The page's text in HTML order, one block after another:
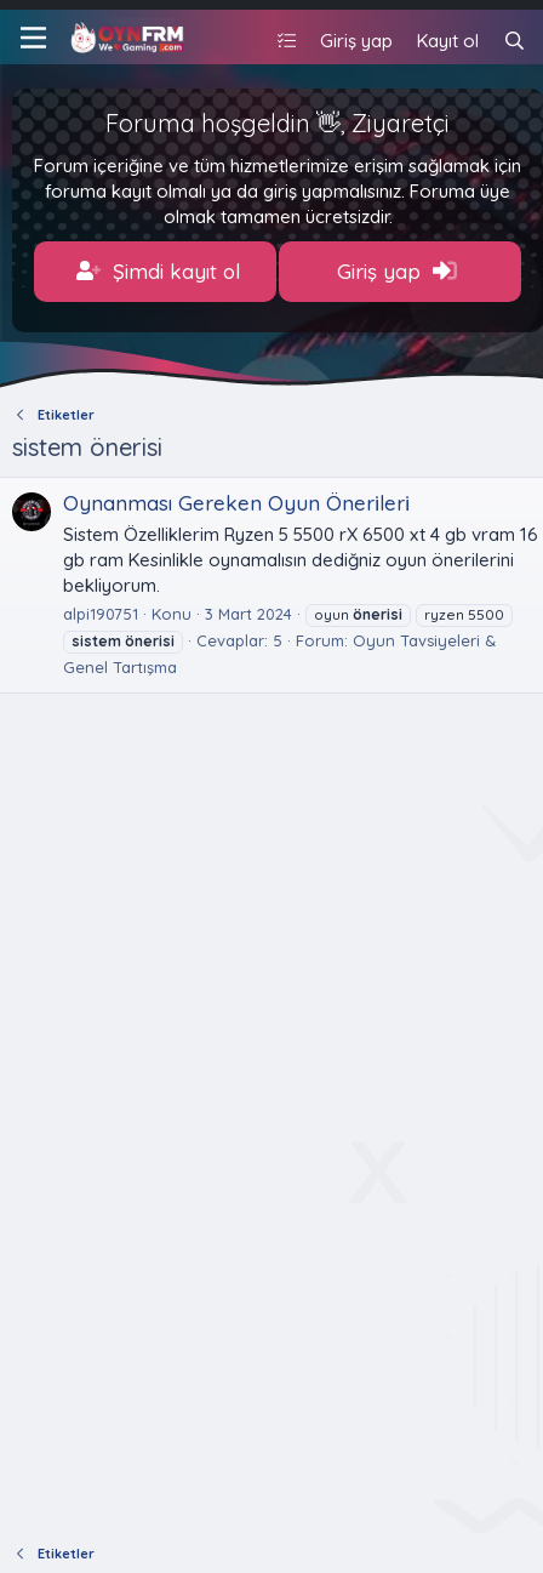
Giriş yap Kayıt ol
Foruma hoşgeldin 👋, Ziyaretçi
Forum içeriğine ve tüm hizmetlerimize erişim sağlamak için
foruma kayıt olmalı ya da giriş yapmalısınız. Foruma üye
olmak tamamen ücretsizdir.
Şimdi kayıt ol Giriş yap
Etiketler
sistem önerisi
Oynanması Gereken Oyun Öneri̇leri̇
Sistem Özelliklerim Ryzen 5 5500 rX 6500 xt 4 gb vram 16
gb ram Kesinlikle oynamalısın dediğniz oyun önerilerini
bekliyorum.
alpi190751 Konu 3 Mart 2024 oyun önerisi
ryzen 5500
sistem önerisi Cevaplar: 5 Forum: Oyun Tavsiyeleri &
Genel Tartışma
Etiketler